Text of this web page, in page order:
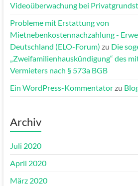
Videoüberwachung bei
Probleme mit Erstattung von
Mietnebenkostennachzahlung -
Deutschland (ELO-Forum) zu Die
„Zweifamilienhauskündigung“ des
Vermieters nach § 573a BGB
Ein WordPress-Kommentatorzu
Archiv
Juli 2020
April 2020
März 2020